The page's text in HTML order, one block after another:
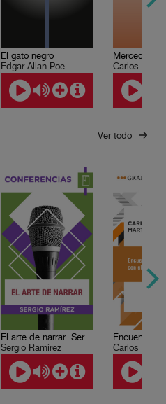
El gato negro
Edgar Allan Poe
Ver todo
El arte de narrar. Sergio Ramírez
Sergio Ramírez
Carlos